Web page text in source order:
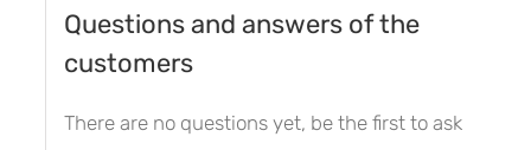
Questions and answers of the
customers
There are no questions yet, be the first to ask